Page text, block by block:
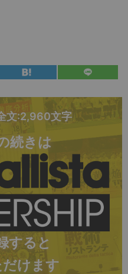
文:2,960文字
続きは
すると
けます